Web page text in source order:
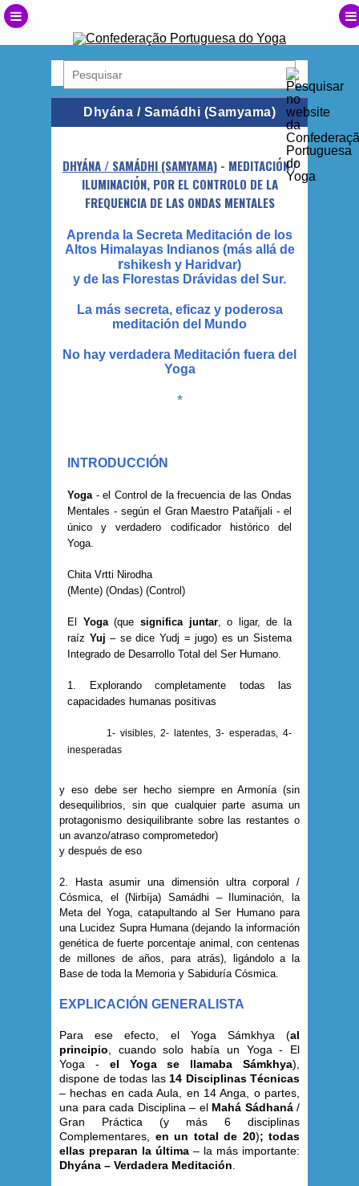
Dhyána / Samádhi (Samyama)
DHYÁNA / SAMÁDHI (SAMYAMA)- MEDITACIÓN /
ILUMINACIÓN, POR EL CONTROLO DE LA
FREQUENCIA DE LAS ONDAS MENTALES
Aprenda la Secreta Meditación de los
Altos Himalayas Indianos (más allá de
rshikesh y Haridvar)
y de las Florestas Drávidas del Sur.
La más secreta, eficaz y poderosa
meditación del Mundo
No hay verdadera Meditación fuera del
Yoga
*
INTRODUCCIÓN
Yoga - el Control de la frecuencia de las Ondas
Mentales - según el Gran Maestro Patañjali - el
único y verdadero codificador histórico del
Yoga.
Chita Vrtti Nirodha
(Mente) (Ondas) (Control)
El Yoga(que significa juntar, o ligar, de la
raíz Yuj– se dice Yudj = jugo) es un Sistema
Integrado de Desarrollo Total del Ser Humano.
1. Explorando completamente todas las
capacidades humanas positivas
1- visibles, 2- latentes, 3- esperadas, 4-
inesperadas
y eso debe ser hecho siempre en Armonía (sin
desequilibrios, sin que cualquier parte asuma un
protagonismo desiquilibrante sobre las restantes o
un avanzo/atraso comprometedor)
y después de eso
2. Hasta asumir una dimensión ultra corporal /
Cósmica, el (Nirbíja) Samádhi – Iluminación, la
Meta del Yoga, catapultando al Ser Humano para
una Lucidez Supra Humana (dejando la información
genética de fuerte porcentaje animal, con centenas
de millones de años, para atrás), ligándolo a la
Base de toda la Memoria y Sabiduría Cósmica.
EXPLICACIÓN GENERALISTA
Para ese efecto, el Yoga Sámkhya (al
principio , cuando solo había un Yoga - El
Yoga - el Yoga se llamaba Sámkhya),
dispone de todas las 14 Disciplinas Técnicas
– hechas en cada Aula, en 14 Anga, o partes,
una para cada Disciplina – el Mahá Sádhaná/
Gran Práctica (y más 6 disciplinas
Complementares, en un total de 20); todas
ellas preparan la última – la más importante:
Dhyána – Verdadera Meditación